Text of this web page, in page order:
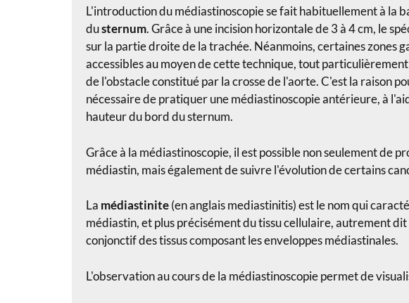
​L'introduction du médiastinoscopie se fait habituellement à la
dusternum. Grâce à une incision horizontale de 3 à 4 cm, le
sur la partie droite de la trachée. Néanmoins, certaines zones
accessibles au moyen de cette technique, tout
de l'obstacle constitué par la crosse de l'aorte. C'est la raison
nécessaire de pratiquer une médiastinoscopie antérieure, à
hauteur du bord du sternum.
Grâce à la médiastinoscopie, il est possible non seulement de
médiastin, mais également de suivre l'évolution de certains
La médiastinite(en anglais mediastinitis) est le nom qui
médiastin, et plus précisément du tissu cellulaire, autrement
conjonctif des tissus composant les enveloppes médiastinales.
L'observation au cours de la médiastinoscopie permet de